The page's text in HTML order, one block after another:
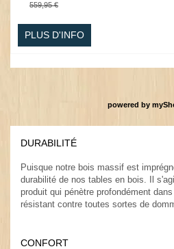
559,95 €
PLUS D'INFO
powered by
DURABILITÉ
Puisque notre bois massif est
durabilité de nos tables en bois. Il
produit qui pénètre profondément
résistant contre toutes sortes de
CONFORT